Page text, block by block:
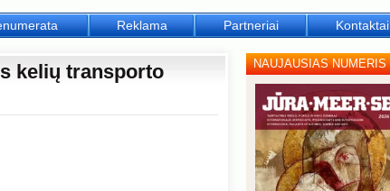
kelių transporto
NAUJAUSIAS NUMERIS
Reklama Partneriai Kontaktai